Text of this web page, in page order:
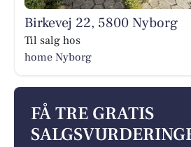
Birkevej 22, 5800 Nyborg
Til salg hos
home Nyborg
FÅ TRE GRATIS